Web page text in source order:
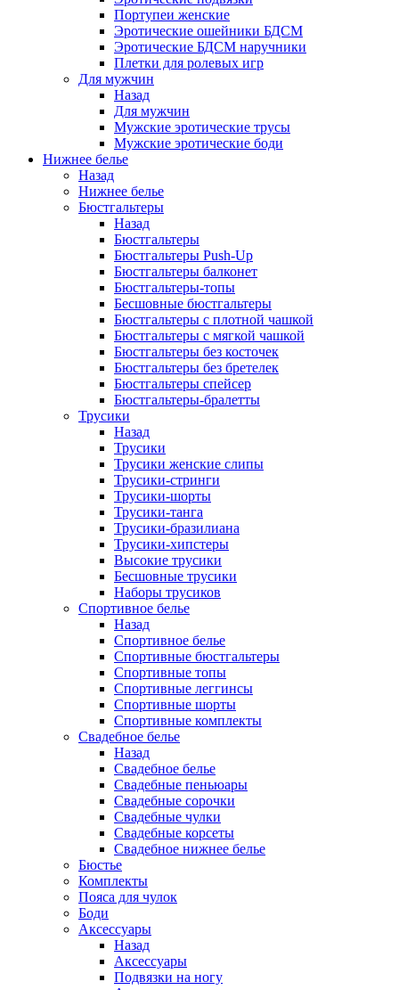
Портупеи женские
Эротические ошейники БДСМ
Эротические БДСМ наручники
Плетки для ролевых игр
Для мужчин
Назад
Для мужчин
Мужские эротические трусы
Мужские эротические боди
Нижнее белье
Назад
Нижнее белье
Бюстгальтеры
Назад
Бюстгальтеры
Бюстгальтеры Push-Up
Бюстгальтеры балконет
Бюстгальтеры-топы
Бесшовные бюстгальтеры
Бюстгальтеры с плотной чашкой
Бюстгальтеры с мягкой чашкой
Бюстгальтеры без косточек
Бюстгальтеры без бретелек
Бюстгальтеры спейсер
Бюстгальтеры-бралетты
Трусики
Назад
Трусики
Трусики женские слипы
Трусики-стринги
Трусики-шорты
Трусики-танга
Трусики-бразилиана
Трусики-хипстеры
Высокие трусики
Бесшовные трусики
Наборы трусиков
Спортивное белье
Назад
Спортивное белье
Спортивные бюстгальтеры
Спортивные топы
Спортивные леггинсы
Спортивные шорты
Спортивные комплекты
Свадебное белье
Назад
Свадебное белье
Свадебные пеньюары
Свадебные сорочки
Свадебные чулки
Свадебные корсеты
Свадебное нижнее белье
Бюстье
Комплекты
Пояса для чулок
Боди
Аксессуары
Назад
Аксессуары
Подвязки на ногу